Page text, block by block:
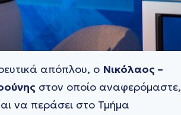
απόπλου, ο Νικόλαος –
στον οποίο αναφερόμαστε,
να περάσει στο Τμήμα